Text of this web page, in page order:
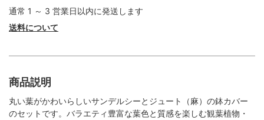
通常 1 ～ 3 営業日以内に発送します
送料について
商品説明
丸い葉がかわいらしいサンデルシーとジュート（麻）の鉢カバー
のセットです。バラエティ豊富な葉色と質感を楽しむ観葉植物・